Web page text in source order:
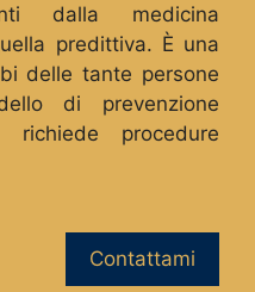
dalla medicina
predittiva. È una
delle tante persone
di prevenzione
procedure
Contattami